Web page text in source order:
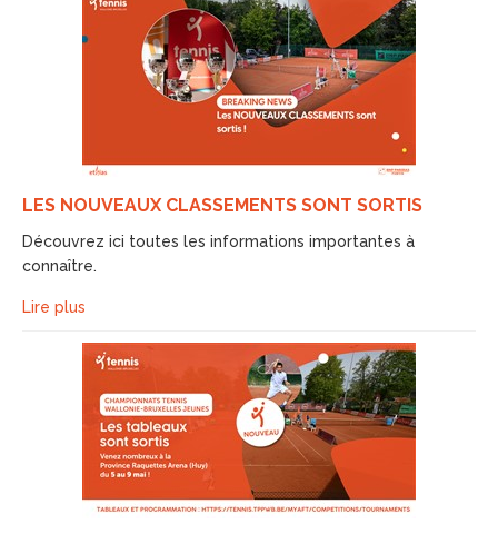
LES NOUVEAUX CLASSEMENTS SONT SORTIS
Découvrez ici toutes les informations importantes à
connaître.
Lire plus